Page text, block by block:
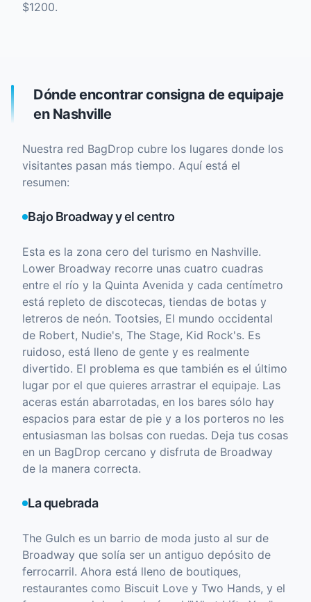
$1200.
Dónde encontrar consigna de equipaje
en Nashville
Nuestra red BagDrop cubre los lugares donde los
visitantes pasan más tiempo. Aquí está el
resumen:
Bajo Broadway y el centro
Esta es la zona cero del turismo en Nashville.
Lower Broadway recorre unas cuatro cuadras
entre el río y la Quinta Avenida y cada centímetro
está repleto de discotecas, tiendas de botas y
letreros de neón. Tootsies, El mundo occidental
de Robert, Nudie's, The Stage, Kid Rock's. Es
ruidoso, está lleno de gente y es realmente
divertido. El problema es que también es el último
lugar por el que quieres arrastrar el equipaje. Las
aceras están abarrotadas, en los bares sólo hay
espacios para estar de pie y a los porteros no les
entusiasman las bolsas con ruedas. Deja tus cosas
en un BagDrop cercano y disfruta de Broadway
de la manera correcta.
La quebrada
The Gulch es un barrio de moda justo al sur de
Broadway que solía ser un antiguo depósito de
ferrocarril. Ahora está lleno de boutiques,
restaurantes como Biscuit Love y Two Hands, y el